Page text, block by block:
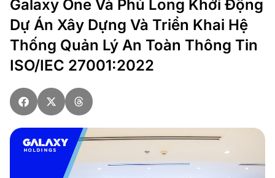
Galaxy One Và Phú Long Khởi Động
Dự Án Xây Dựng Và Triển Khai Hệ
Thống Quản Lý An Toàn Thông Tin
ISO/IEC 27001:2022